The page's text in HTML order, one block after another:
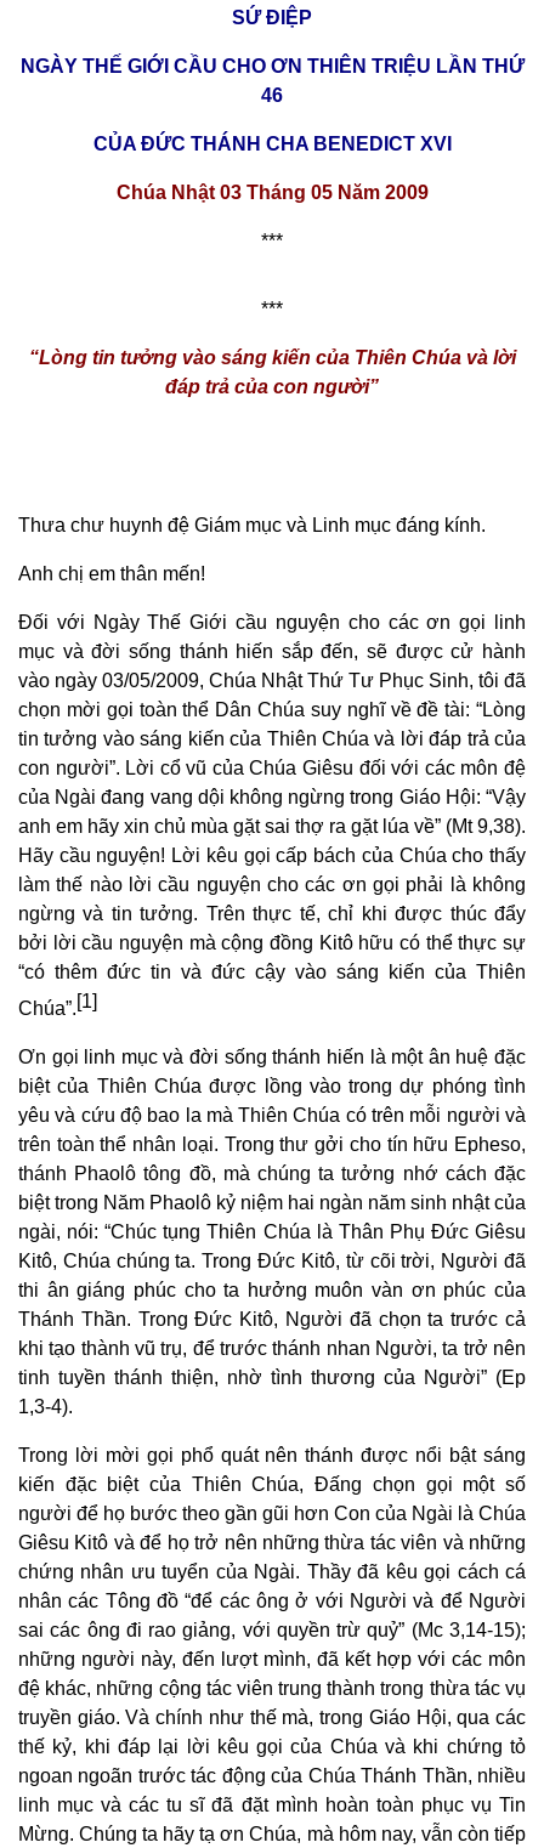
SỨ ĐIỆP
NGÀY THẾ GIỚI CẦU CHO ƠN THIÊN TRIỆU LẦN THỨ
46
CỦA ĐỨC THÁNH CHA BENEDICT XVI
Chúa Nhật 03 Tháng 05 Năm 2009
***
***
“Lòng tin tưởng vào sáng kiến của Thiên Chúa và lời
đáp trả của con người”
Thưa chư huynh đệ Giám mục và Linh mục đáng kính.
Anh chị em thân mến!
Đối với Ngày Thế Giới cầu nguyện cho các ơn gọi linh
mục và đời sống thánh hiến sắp đến, sẽ được cử hành
vào ngày 03/05/2009, Chúa Nhật Thứ Tư Phục Sinh, tôi đã
chọn mời gọi toàn thể Dân Chúa suy nghĩ về đề tài: “Lòng
tin tưởng vào sáng kiến của Thiên Chúa và lời đáp trả của
con người”. Lời cổ vũ của Chúa Giêsu đối với các môn đệ
của Ngài đang vang dội không ngừng trong Giáo Hội: “Vậy
anh em hãy xin chủ mùa gặt sai thợ ra gặt lúa về” (Mt 9,38).
Hãy cầu nguyện! Lời kêu gọi cấp bách của Chúa cho thấy
làm thế nào lời cầu nguyện cho các ơn gọi phải là không
ngừng và tin tưởng. Trên thực tế, chỉ khi được thúc đẩy
bởi lời cầu nguyện mà cộng đồng Kitô hữu có thể thực sự
“có thêm đức tin và đức cậy vào sáng kiến của Thiên
Chúa”.[1]
Ơn gọi linh mục và đời sống thánh hiến là một ân huệ đặc
biệt của Thiên Chúa được lồng vào trong dự phóng tình
yêu và cứu độ bao la mà Thiên Chúa có trên mỗi người và
trên toàn thể nhân loại. Trong thư gởi cho tín hữu Epheso,
thánh Phaolô tông đồ, mà chúng ta tưởng nhớ cách đặc
biệt trong Năm Phaolô kỷ niệm hai ngàn năm sinh nhật của
ngài, nói: “Chúc tụng Thiên Chúa là Thân Phụ Đức Giêsu
Kitô, Chúa chúng ta. Trong Đức Kitô, từ cõi trời, Người đã
thi ân giáng phúc cho ta hưởng muôn vàn ơn phúc của
Thánh Thần. Trong Đức Kitô, Người đã chọn ta trước cả
khi tạo thành vũ trụ, để trước thánh nhan Người, ta trở nên
tinh tuyền thánh thiện, nhờ tình thương của Người” (Ep
1,3-4).
Trong lời mời gọi phổ quát nên thánh được nổi bật sáng
kiến đặc biệt của Thiên Chúa, Đấng chọn gọi một số
người để họ bước theo gần gũi hơn Con của Ngài là Chúa
Giêsu Kitô và để họ trở nên những thừa tác viên và những
chứng nhân ưu tuyển của Ngài. Thầy đã kêu gọi cách cá
nhân các Tông đồ “để các ông ở với Người và để Người
sai các ông đi rao giảng, với quyền trừ quỷ” (Mc 3,14-15);
những người này, đến lượt mình, đã kết hợp với các môn
đệ khác, những cộng tác viên trung thành trong thừa tác vụ
truyền giáo. Và chính như thế mà, trong Giáo Hội, qua các
thế kỷ, khi đáp lại lời kêu gọi của Chúa và khi chứng tỏ
ngoan ngoãn trước tác động của Chúa Thánh Thần, nhiều
linh mục và các tu sĩ đã đặt mình hoàn toàn phục vụ Tin
Mừng. Chúng ta hãy tạ ơn Chúa, mà hôm nay, vẫn còn tiếp